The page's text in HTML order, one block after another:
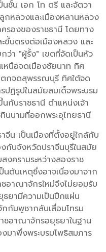
นชั้น เอก โท ตรี และจัตวา
กหลวงและเมืองหลานหลวง
รองของราชธานี โดยทาง
ขึ้นตรงต่อเมืองหลวง และ
ว่า "ผู้รั้ง" เขตที่จัดเป็นหัว
หนือจดเมืองชัยนาท ทิศ
ตกจดสุพรรณบุรี ทิศใต้จด
ปฏิรูปในสมัยสมเด็จพระบรม
กับราชธานี ตำแหน่งเจ้า
นนามที่ออกพระอุไทยธานี
จีน เป็นเมืองที่ตั้งอยู่ใกล้กับ
กับจังหวัดปราจีนบุรีในสมัย
ครามระหว่างสองราช
ต้นเหตุซึ่งอาจเนื่องมาจาก
อาณาจักรใหม่จึงไม่ยอมรับ
ยามีความเป็นปึกแผ่น
กัมพูชากลับเสื่อมโทรม
อาณาจักรอยุธยาในฐาน
มาพึ่งพระบรมโพธิสมภาร